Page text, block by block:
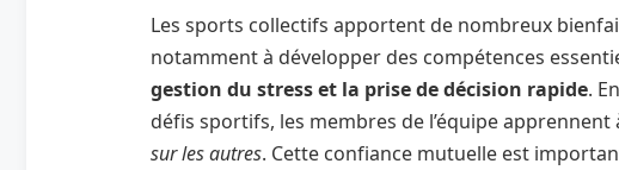
Les sports collectifs apportent de nombreux
notamment à développer des compétences
gestion du stress et la prise de décision rapide.
défis sportifs, les membres de l’équipe
sur les autres. Cette confiance mutuelle est